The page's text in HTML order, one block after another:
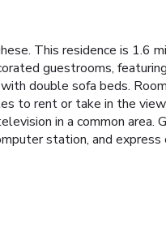
This residence is 1.6
guestrooms, featuring
double sofa beds.
to rent or take in the
in a common area.
station, and express